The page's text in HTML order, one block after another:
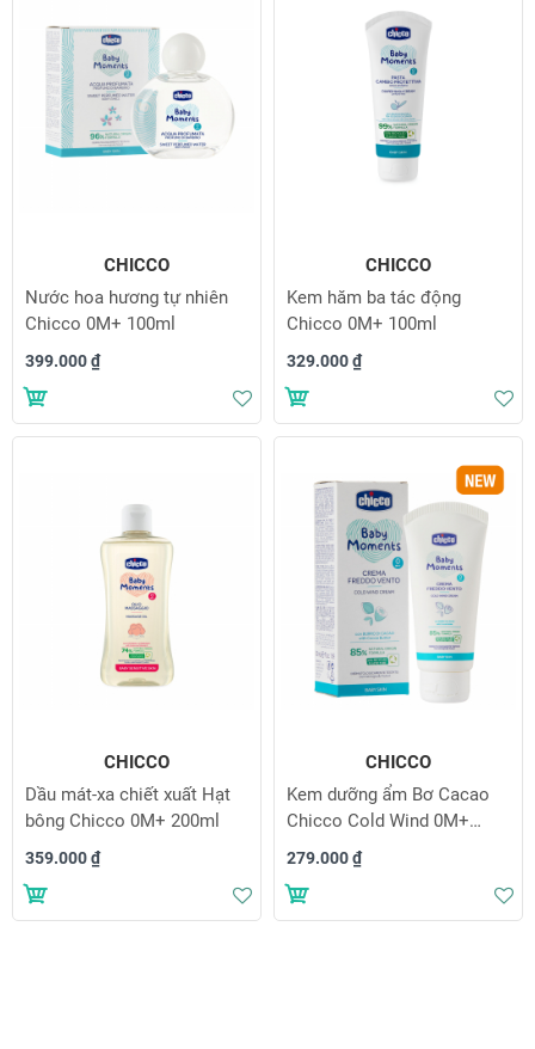
CHICCO
Nước hoa hương tự nhiên
Chicco 0M+ 100ml
399.000 ₫
Thêm vào danh sách yêu thích
CHICCO
Kem hăm ba tác động
Chicco 0M+ 100ml
329.000 ₫
CHICCO
Dầu mát-xa chiết xuất Hạt
bông Chicco 0M+ 200ml
359.000 ₫
Thêm vào danh sách yêu thích
CHICCO
Kem dưỡng ẩm Bơ Cacao
Chicco Cold Wind 0M+
50ml
279.000 ₫